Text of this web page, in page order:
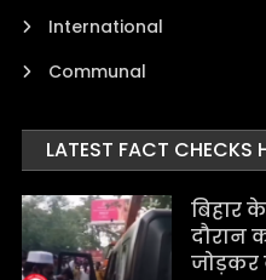
International
Communal
LATEST FACT CHECKS
बिहार
दौरान
जोड़कर